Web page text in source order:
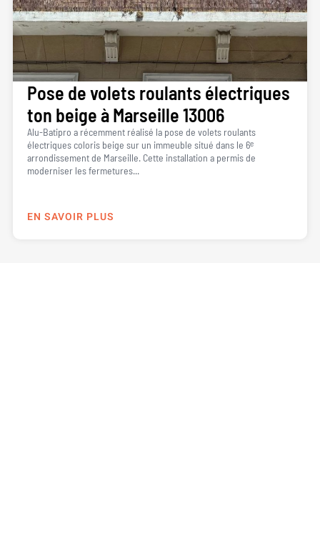
Pose de volets roulants électriques
ton beige à Marseille 13006
Alu-Batipro a récemment réalisé la pose de volets roulants
électriques coloris beige sur un immeuble situé dans le 6ᵉ
arrondissement de Marseille. Cette installation a permis de
moderniser les fermetures...
EN SAVOIR PLUS